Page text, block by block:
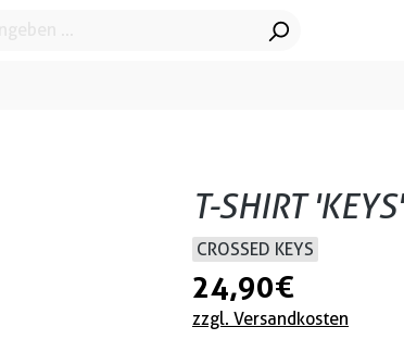
T-SHIRT 'KEYS'
CROSSED KEYS
24,90 €
zzgl. Versandkosten